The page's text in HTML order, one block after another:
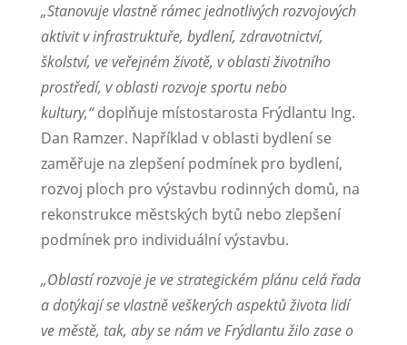
„Stanovuje vlastně rámec jednotlivých rozvojových
aktivit v infrastruktuře, bydlení, zdravotnictví,
školství, ve veřejném životě, v oblasti životního
prostředí, v oblasti rozvoje sportu nebo
kultury,“doplňuje místostarosta Frýdlantu Ing.
Dan Ramzer. Například v oblasti bydlení se
zaměřuje na zlepšení podmínek pro bydlení,
rozvoj ploch pro výstavbu rodinných domů, na
rekonstrukce městských bytů nebo zlepšení
podmínek pro individuální výstavbu.
„Oblastí rozvoje je ve strategickém plánu celá řada
a dotýkají se vlastně veškerých aspektů života lidí
ve městě, tak, aby se nám ve Frýdlantu žilo zase o